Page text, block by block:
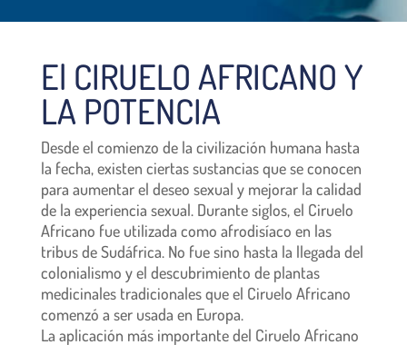
El CIRUELO AFRICANO Y
LA POTENCIA
Desde el comienzo de la civilización humana hasta
la fecha, existen ciertas sustancias que se conocen
para aumentar el deseo sexual y mejorar la calidad
de la experiencia sexual. Durante siglos, el Ciruelo
Africano fue utilizada como afrodisíaco en las
tribus de Sudáfrica. No fue sino hasta la llegada del
colonialismo y el descubrimiento de plantas
medicinales tradicionales que el Ciruelo Africano
comenzó a ser usada en Europa.
La aplicación más importante del Ciruelo Africano